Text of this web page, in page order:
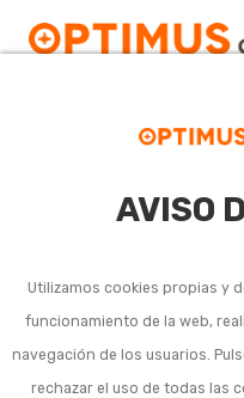
AVISO
Utilizamos cookies propias y
funcionamiento de la web,
navegación de los usuarios.
rechazar el uso de todas las
y cocina